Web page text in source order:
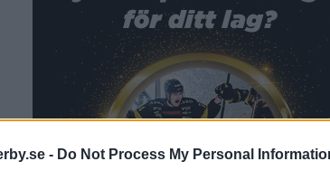
- Do Not Process My Personal